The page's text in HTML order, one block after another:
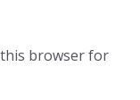
this browser for